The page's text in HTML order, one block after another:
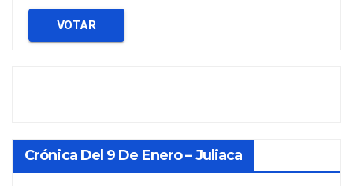
VOTAR
Crónica Del 9 De Enero – Juliaca